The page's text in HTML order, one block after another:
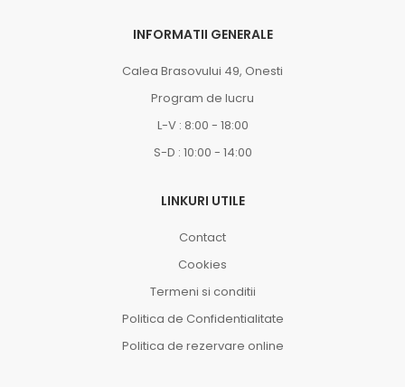
INFORMATII GENERALE
Calea Brasovului 49, Onesti
Program de lucru
L-V : 8:00 - 18:00
S-D : 10:00 - 14:00
LINKURI UTILE
Contact
Cookies
Termeni si conditii
Politica de Confidentialitate
Politica de rezervare online